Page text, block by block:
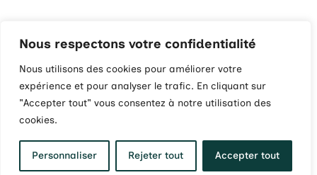
Nous respectons votre confidentialité
Nous utilisons des cookies pour améliorer votre
expérience et pour analyser le trafic. En cliquant sur
"Accepter tout" vous consentez à notre utilisation des
cookies.
Personnaliser Rejeter tout Accepter tout